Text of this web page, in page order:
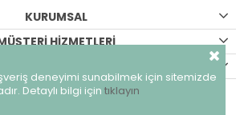
KURUMSAL
HİZMETLERİ
- Tüm hakları saklıdır.
deneyimi sunabilmek için sitemizde
Detaylı bilgi için tıklayın